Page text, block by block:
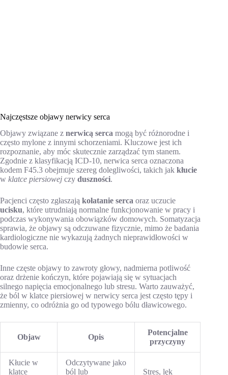
Najczęstsze objawy nerwicy serca
Objawy związane z nerwicą serca mogą być różnorodne i
często mylone z innymi schorzeniami. Kluczowe jest ich
rozpoznanie, aby móc skutecznie zarządzać tym stanem.
Zgodnie z klasyfikacją ICD-10, nerwica serca oznaczona
kodem F45.3 obejmuje szereg dolegliwości, takich jak kłucie
w klatce piersiowej czy duszności.
Pacjenci często zgłaszają kołatanie serca oraz uczucie
ucisku, które utrudniają normalne funkcjonowanie w pracy i
podczas wykonywania obowiązków domowych. Somatyzacja
sprawia, że objawy są odczuwane fizycznie, mimo że badania
kardiologiczne nie wykazują żadnych nieprawidłowości w
budowie serca.
Inne częste objawy to zawroty głowy, nadmierna potliwość
oraz drżenie kończyn, które pojawiają się w sytuacjach
silnego napięcia emocjonalnego lub stresu. Warto zauważyć,
że ból w klatce piersiowej w nerwicy serca jest często tępy i
zmienny, co odróżnia go od typowego bólu dławicowego.
Objaw Opis
Potencjalne
przyczyny
Kłucie w
klatce
Odczytywane jako
ból lub
Stres, lęk